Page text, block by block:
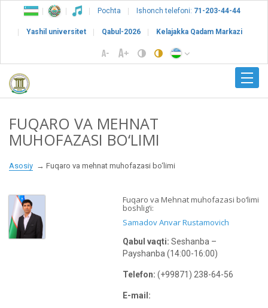
Pochta Ishonch telefoni: 71-203-44-44
Yashil universitet Qabul-2026 Kelajakka Qadam Markazi
FUQARO VA MEHNAT
MUHOFAZASI BO‘LIMI
Asosiy Fuqaro va mehnat muhofazasi bo‘limi
Fuqaro va Mehnat muhofazasi bo‘limi
boshlig‘i:
Samadov Anvar Rustamovich
Qabul vaqti: Seshanba –
Payshanba (14:00-16:00)
Telefon: (+99871) 238-64-56
E-mail: